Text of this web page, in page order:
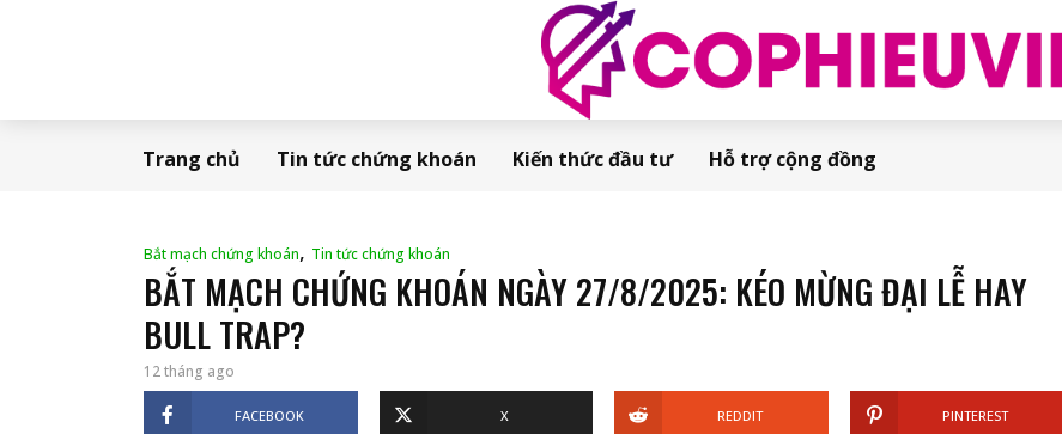
Trang chủ Tin tức chứng khoán Kiến thức đầu tư Hỗ trợ cộng đồng
Bắt mạch chứng khoán, Tin tức chứng khoán
BẮT MẠCH CHỨNG KHOÁN NGÀY 27/8/2025: KÉO MỪNG ĐẠI LỄ HAY
BULL TRAP?
12 tháng ago
FACEBOOK X REDDIT PINTEREST